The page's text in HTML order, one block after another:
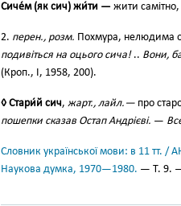
Сиче́м (як сич) жи́ти — жити
2. перен., розм. Похмура, нелюдима
подивіться на оцього сича!.. Вони,
(Кроп., І, 1958, 200).
◊ Стари́й сич, жарт., лайл.— про
пошепки сказав Остап Андрієві. —
Словник української мови: в 11 тт. /
Наукова думка, 1970—1980. — Т. 9.